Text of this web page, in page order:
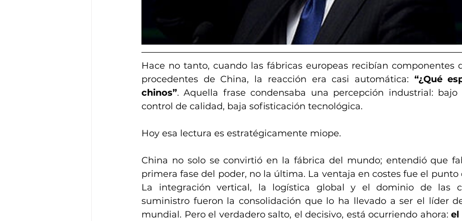
Hace no tanto, cuando las fábricas europeas recibían componentes
procedentes de China, la reacción era casi automática: “¿Qué
chinos”. Aquella frase condensaba una percepción industrial: bajo
control de calidad, baja sofisticación tecnológica.
Hoy esa lectura es estratégicamente miope.
China no solo se convirtió en la fábrica del mundo; entendió que
primera fase del poder, no la última. La ventaja en costes fue el punto
La integración vertical, la logística global y el dominio de las
suministro fueron la consolidación que lo ha llevado a ser el líder
mundial. Pero el verdadero salto, el decisivo, está ocurriendo ahora: el